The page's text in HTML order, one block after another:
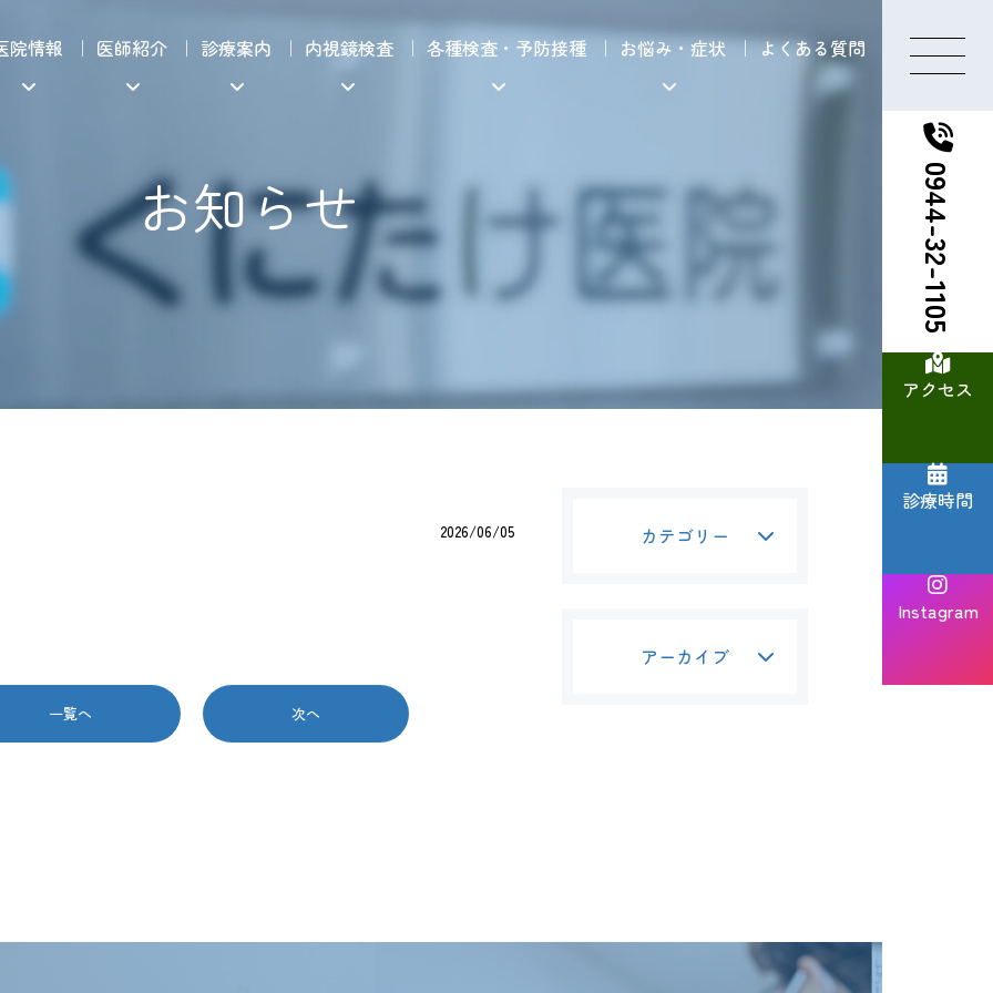
院情報 医師紹介 診療案内 内視鏡検査 各種検査・予防接種 お悩み・症状 よくある質問
0944-32-1105
アクセス
診療時間
Instagram
お知らせ
2026/06/05
一覧へ 次へ
カテゴリー
アーカイブ